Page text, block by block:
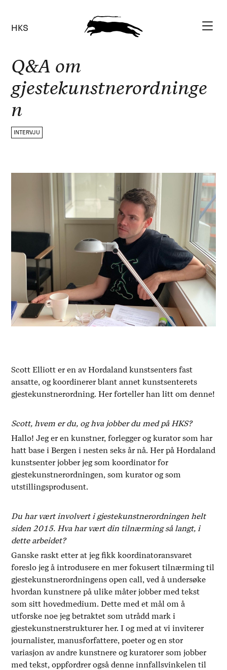
HKS
Q&A om
gjestekunstnerordninge
n
INTERVJU
Scott Elliott er en av Hordaland kunstsenters fast
ansatte, og koordinerer blant annet kunstsenterets
gjestekunstnerordning. Her forteller han litt om denne!
Scott, hvem er du, og hva jobber du med på HKS?
Hallo! Jeg er en kunstner, forlegger og kurator som har
hatt base i Bergen i nesten seks år nå. Her på Hordaland
kunstsenter jobber jeg som koordinator for
gjestekunstnerordningen, som kurator og som
utstillingsprodusent.
Du har vært involvert i gjestekunstnerordningen helt
siden 2015. Hva har vært din tilnærming så langt, i
dette arbeidet?
Ganske raskt etter at jeg fikk koordinatoransvaret
foreslo jeg å introdusere en mer fokusert tilnærming til
gjestekunstnerordningens open call, ved å undersøke
hvordan kunstnere på ulike måter jobber med tekst
som sitt hovedmedium. Dette med et mål om å
utforske noe jeg betraktet som utrådd mark i
gjestekunstnerstrukturer her. I og med at vi inviterer
journalister, manusforfattere, poeter og en stor
variasjon av andre kunstnere og kuratorer som jobber
med tekst, oppfordrer også denne innfallsvinkelen til